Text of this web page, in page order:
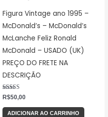
Figura Vintage ano 1995 –
McDonald’s – McDonald’s
McLanche Feliz Ronald
McDonald – USADO (UK)
PREÇO DO FRETE NA
DESCRIÇÃO
Avaliação
5.00
de 5
R$50,00
ADICIONAR AO CARRINHO